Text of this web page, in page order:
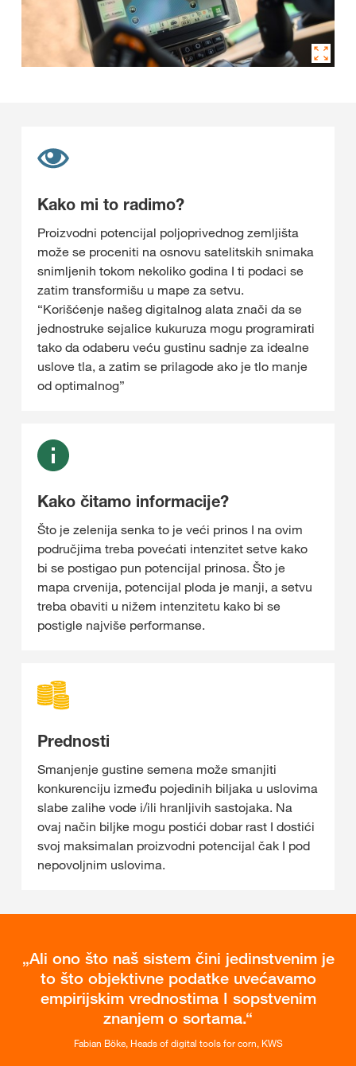
Kako mi to radimo?
Proizvodni potencijal poljoprivednog zemljišta
može se proceniti na osnovu satelitskih snimaka
snimljenih tokom nekoliko godina I ti podaci se
zatim transformišu u mape za setvu.
“Korišćenje našeg digitalnog alata znači da se
jednostruke sejalice kukuruza mogu programirati
tako da odaberu veću gustinu sadnje za idealne
uslove tla, a zatim se prilagode ako je tlo manje
od optimalnog”
Kako čitamo informacije?
Što je zelenija senka to je veći prinos I na ovim
područjima treba povećati intenzitet setve kako
bi se postigao pun potencijal prinosa. Što je
mapa crvenija, potencijal ploda je manji, a setvu
treba obaviti u nižem intenzitetu kako bi se
postigle najviše performanse.
Prednosti
Smanjenje gustine semena može smanjiti
konkurenciju između pojedinih biljaka u uslovima
slabe zalihe vode i/ili hranljivih sastojaka. Na
ovaj način biljke mogu postići dobar rast I dostići
svoj maksimalan proizvodni potencijal čak I pod
nepovoljnim uslovima.
Ali ono što naš sistem čini jedinstvenim je
to što objektivne podatke uvećavamo
empirijskim vrednostima I sopstvenim
znanjem o sortama.
Fabian Böke, Heads of digital tools for corn, KWS